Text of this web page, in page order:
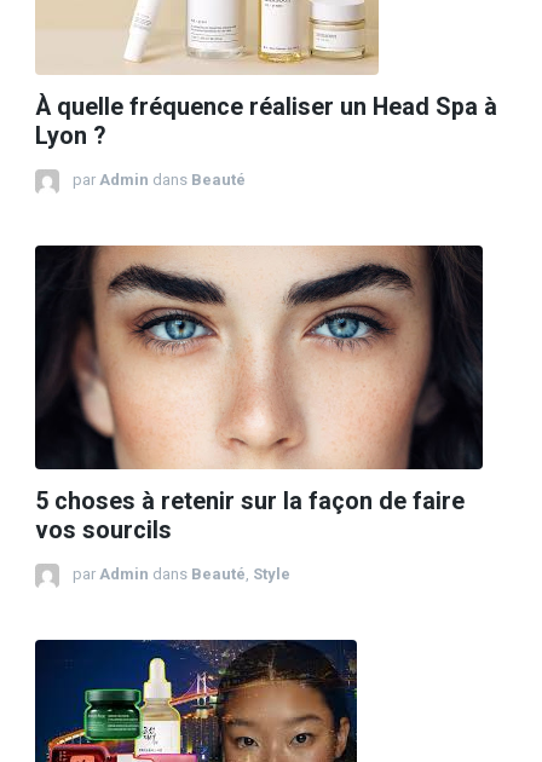
À quelle fréquence réaliser un Head Spa à
Lyon ?
par Admin dans Beauté
5 choses à retenir sur la façon de faire
vos sourcils
par Admin dans Beauté, Style